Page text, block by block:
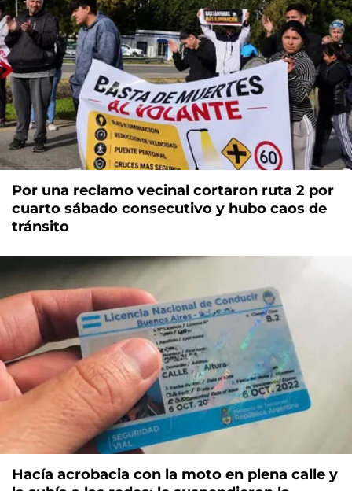
Por una reclamo vecinal cortaron ruta 2 por
cuarto sábado consecutivo y hubo caos de
tránsito
Hacía acrobacia con la moto en plena calle y